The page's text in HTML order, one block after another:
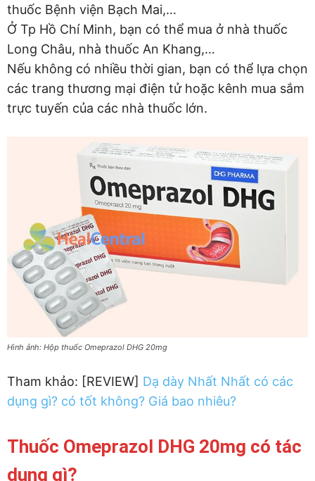
thuốc Bệnh viện Bạch Mai,…
Ở Tp Hồ Chí Minh, bạn có thể mua ở nhà thuốc
Long Châu, nhà thuốc An Khang,…
Nếu không có nhiều thời gian, bạn có thể lựa chọn
các trang thương mại điện tử hoặc kênh mua sắm
trực tuyến của các nhà thuốc lớn.
Hình ảnh: Hộp thuốc Omeprazol DHG 20mg
Tham khảo: [REVIEW] Dạ dày Nhất Nhất có các
dụng gì? có tốt không? Giá bao nhiêu?
Thuốc Omeprazol DHG 20mg có tác
dụng gì?